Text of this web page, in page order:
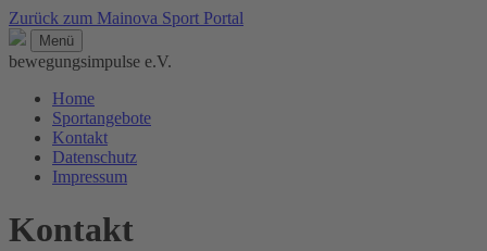
Zurück zum Mainova Sport Portal
Menü
bewegungsimpulse e.V.
Home
Sportangebote
Kontakt
Datenschutz
Impressum
Kontakt